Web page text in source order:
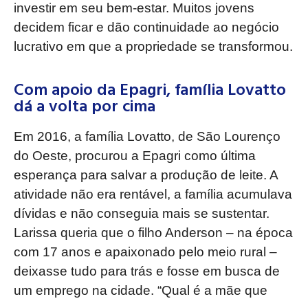
investir em seu bem-estar. Muitos jovens
decidem ficar e dão continuidade ao negócio
lucrativo em que a propriedade se transformou.
Com apoio da Epagri, família Lovatto
dá a volta por cima
Em 2016, a família Lovatto, de São Lourenço
do Oeste, procurou a Epagri como última
esperança para salvar a produção de leite. A
atividade não era rentável, a família acumulava
dívidas e não conseguia mais se sustentar.
Larissa queria que o filho Anderson – na época
com 17 anos e apaixonado pelo meio rural –
deixasse tudo para trás e fosse em busca de
um emprego na cidade. “Qual é a mãe que